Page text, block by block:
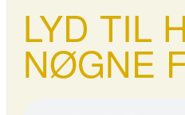
LYD TIL
NØGNE